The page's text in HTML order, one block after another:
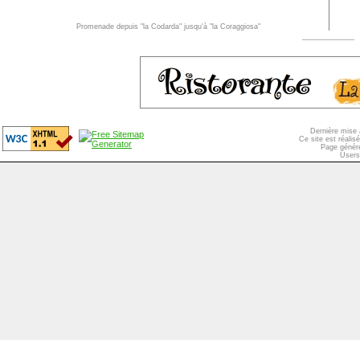
Promenade depuis "la Codarda" jusqu'à "la Coraggiosa"
Dernière mise
Ce site est
Page